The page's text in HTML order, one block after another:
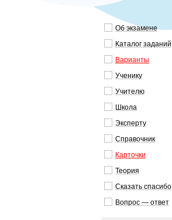
Об эк­за­ме­не
Ка­та­лог за­да­ний
Ва­ри­ан­ты
Уче­ни­ку
Учи­те­лю
Школа
Экс­пер­ту
Спра­воч­ник
Кар­точ­ки
Тео­рия
Ска­зать спа­си­бо
Во­прос — ответ